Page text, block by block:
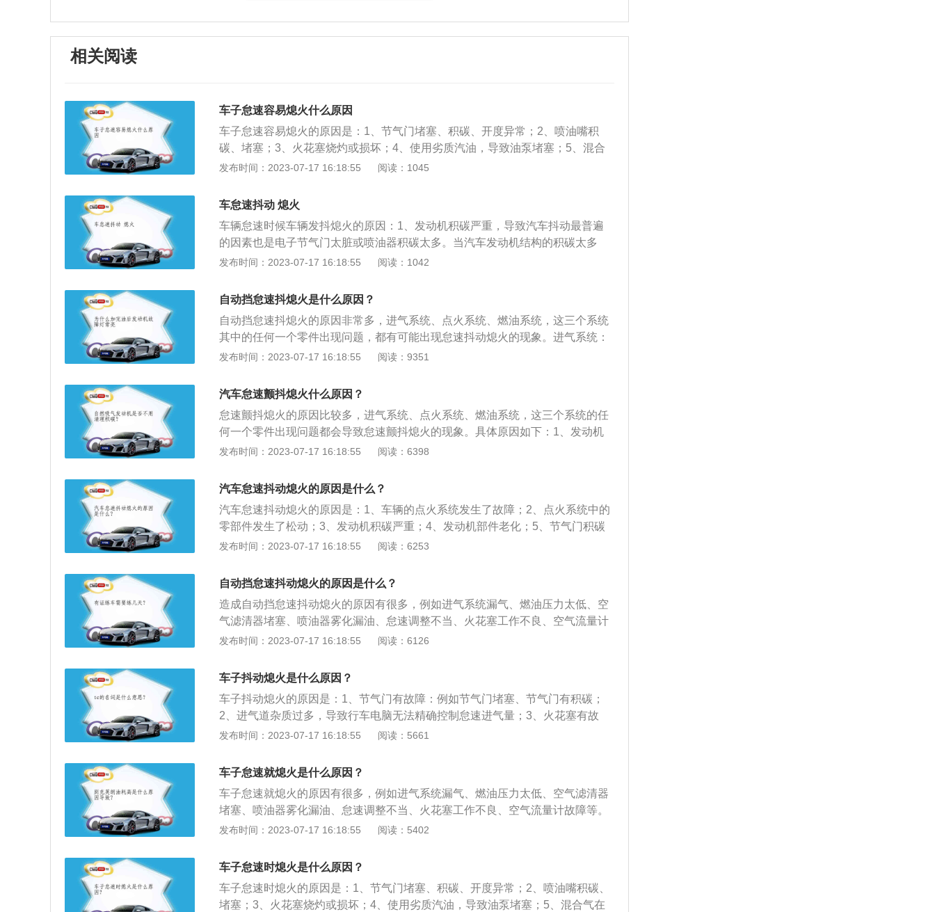
相关阅读
车子怠速容易熄火什么原因
车子怠速容易熄火的原因是：1、节气门堵塞、积碳、开度异常；2、喷油嘴积
碳、堵塞；3、火花塞烧灼或损坏；4、使用劣质汽油，导致油泵堵塞；5、混合
气在气缸内燃烧不充分。车子怠速熄火的解决办法是：1、定期清理节气门；2、
及时到4s店检测排除故障。车子怠速时熄火的原因是：发动机启动后，从低速到
高速时运转良好，但当加速踏板松开后立即熄火或者先是运转不稳继而熄火。
发布时间：2023-07-17 16:18:55 阅读：1045
车怠速抖动 熄火
车辆怠速时候车辆发抖熄火的原因：1、发动机积碳严重，导致汽车抖动最普遍
的因素也是电子节气门太脏或喷油器积碳太多。当汽车发动机结构的积碳太多
时，冷启油泵头喷出来的车用汽油会被积碳很多消化吸收，造成冷启的燃油过
常容易着车，着车子吸附在上的机油又会被汽车发动机的真空泵吸附力吸进气缸
内点燃。解决方法：到4s店进行处理。2、点火系统问题，检查一下火花塞、高
压导线和点火线圈的工作状况，点火系统工作不良，火花塞跳火状况不好同样会
导致这类故障现象。解决办法：检查火花塞是否积碳过多，更换火花塞。3、发
动机部件老化，汽车抖动还与引擎脚老化有关。引擎脚其实是发动机的避震系
震动就会传到方向盘、驾驶室内，造成怠速时发生抖动。解决办法：更换部件。
4、燃油系统有问题，例如喷油器被异物堵塞。如果是这种情况，很可能是因为
所用燃料的质量。解决办法：建议去正规加油站加油。5、油压不稳：假如早已
体颤动，汽油泵泵油工作压力异常或进气口液位传感器标值不正确和工作中欠佳
及其进气口控制阀等是不是一切正常。6、进气系统有问题：过滤箱、进气管、
曲轴通风阀管、曲轴进气管掉落或泄漏。解决方法：在这种情况下，只能更换零
件。7、火花塞烧灼或损坏。解决方法：更换火花塞。8、节气门堵塞、积碳、开
度异常。解决方法：建议找专业人士维修处理。
发布时间：2023-07-17 16:18:55 阅读：1042
自动挡怠速抖熄火是什么原因？
自动挡怠速抖熄火的原因非常多，进气系统、点火系统、燃油系统，这三个系统
其中的任何一个零件出现问题，都有可能出现怠速抖动熄火的现象。进气系统：
空滤盒、进气管、曲轴通风阀管、曲轴进风管这几个部位出现脱落或者泄露，这
题，症状是一开始能启动，过一会就熄火，然后又能启动，又会熄火。燃油系
统：油路有问题，例如喷油嘴有异物堵塞，如果是这种情况，很可能是因为使用
的燃油质量有问题，建议去正规加油站加油。
发布时间：2023-07-17 16:18:55 阅读：9351
汽车怠速颤抖熄火什么原因？
怠速颤抖熄火的原因比较多，进气系统、点火系统、燃油系统，这三个系统的任
何一个零件出现问题都会导致怠速颤抖熄火的现象。具体原因如下：1、发动机
突然断油或者突然断火。2、发动机控制线路或者是相关控制元件的工作性能不
不均匀且逐渐衰减。怠速熄火时处理方法：1、怠速熄火时，要先根据实际情况
对怠速进行调整。2、调整后，如故障消失，即为怠速螺钉调整不当；如调整后
故障不能消失，可将节气门开大些，维持发动机运转，用棉纱或纸条等检查化油
器、进气管衬垫处是否漏气；如不漏气，可拆下怠速量孔进行检查，并同时吹通
怠速油道，然后装复试验；如故障消失，说明怠速量孔及怠速油道堵塞。
发布时间：2023-07-17 16:18:55 阅读：6398
汽车怠速抖动熄火的原因是什么？
汽车怠速抖动熄火的原因是：1、车辆的点火系统发生了故障；2、点火系统中的
零部件发生了松动；3、发动机积碳严重；4、发动机部件老化；5、节气门积碳
较多；6、空气滤清器未及时更换；7、喷油嘴的积碳过多；8、点火系统出问
时称为怠速，在发动机运转时，完全放松油门踏板，这时发动机就处于怠速状
态，发动机怠速时的转速称为怠速转速，怠速转速可以通过调整风门大小来调整
其高低。
发布时间：2023-07-17 16:18:55 阅读：6253
自动挡怠速抖动熄火的原因是什么？
造成自动挡怠速抖动熄火的原因有很多，例如进气系统漏气、燃油压力太低、空
气滤清器堵塞、喷油器雾化漏油、怠速调整不当、火花塞工作不良、空气流量计
故障等等。汽车的怠速是指一种工作状况。发动机空转时称为怠速，即汽车档位
等来调整其高低。怠速即是发动机“出工不出力”。车子怠速抖动应对措施如下：
1、清洗油路，检查怠速马达是否有积碳加以清洗。2、如果火花塞积碳过多，可
以将火花塞拆出清洗，如有必要可以更换火花塞。3、对于油压不稳导致的怠速
抖动问题，需要先排查测出供油系统漏点，然后对喷油嘴进行雾化效果检测，必
要时更换相应部件。
发布时间：2023-07-17 16:18:55 阅读：6126
车子抖动熄火是什么原因？
车子抖动熄火的原因是：1、节气门有故障：例如节气门堵塞、节气门有积碳；
2、进气道杂质过多，导致行车电脑无法精确控制怠速进气量；3、火花塞有故
障，例如火花塞的电极烧蚀或损坏；4、使用了劣质汽油导致油泵堵塞或者导致
车子抖动熄火的解决办法有：1、清洗喷油嘴，去正规加油站加油；2、清洗进气
道；3、清洗节气门。
发布时间：2023-07-17 16:18:55 阅读：5661
车子怠速就熄火是什么原因？
车子怠速就熄火的原因有很多，例如进气系统漏气、燃油压力太低、空气滤清器
堵塞、喷油器雾化漏油、怠速调整不当、火花塞工作不良、空气流量计故障等。
怠速不稳还熄火是老车比较常见的毛病之一，表现出来的症状是转速忽高忽低以
主要由节气门小开口或者旁通气道控制，在发动机怠速状态下，节气门呈现的状
态时全关闭或者只有一条小缝隙，稳定怠速的情况下，发动机的怠速控制采用的
是闭环控制。
发布时间：2023-07-17 16:18:55 阅读：5402
车子怠速时熄火是什么原因？
车子怠速时熄火的原因是：1、节气门堵塞、积碳、开度异常；2、喷油嘴积碳、
堵塞；3、火花塞烧灼或损坏；4、使用劣质汽油，导致油泵堵塞；5、混合气在